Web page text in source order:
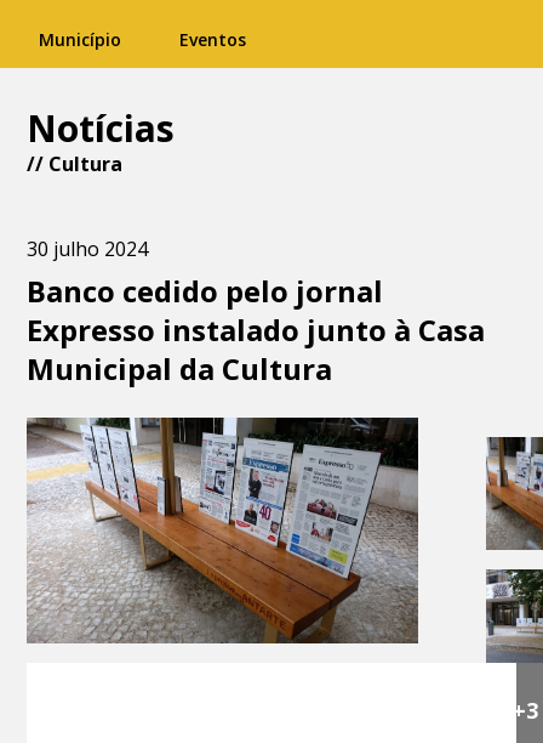
Município Eventos
Notícias
// Cultura
30 julho 2024
Banco cedido pelo jornal
Expresso instalado junto à Casa
Municipal da Cultura
+3